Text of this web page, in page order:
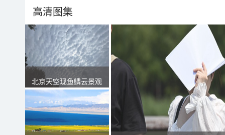
高清图集
北京天空现鱼鳞云景观